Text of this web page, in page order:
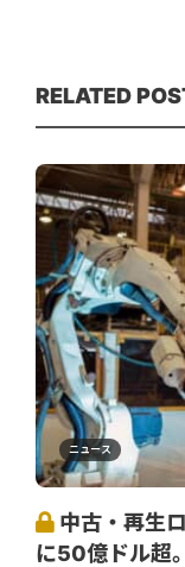
RELATED
ニュース
中古・再生
に50億ドル超